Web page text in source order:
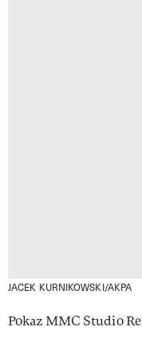
JACEK KURNIKOWSKI/AKPA
Pokaz MMC Studio